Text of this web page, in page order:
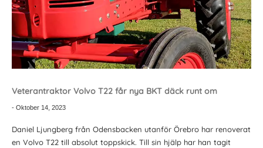
Veterantraktor Volvo T22 får nya BKT däck runt om
- Oktober 14, 2023
Daniel Ljungberg från Odensbacken utanför Örebro har renoverat
en Volvo T22 till absolut toppskick. Till sin hjälp har han tagit